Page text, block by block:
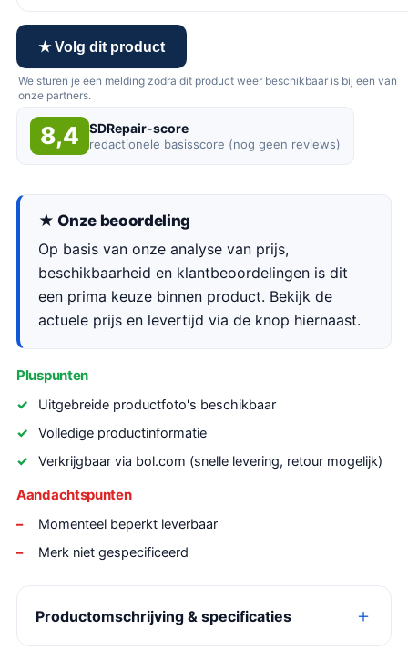
★ Volg dit product
We sturen je een melding zodra dit product weer beschikbaar is bij een van
onze partners.
8,4 SDRepair-score
redactionele basisscore (nog geen reviews)
★ Onze beoordeling
Op basis van onze analyse van prijs,
beschikbaarheid en klantbeoordelingen is dit
een prima keuze binnen product. Bekijk de
actuele prijs en levertijd via de knop hiernaast.
Pluspunten
Uitgebreide productfoto's beschikbaar
Volledige productinformatie
Verkrijgbaar via bol.com (snelle levering, retour mogelijk)
Aandachtspunten
Momenteel beperkt leverbaar
Merk niet gespecificeerd
Productomschrijving & specificaties